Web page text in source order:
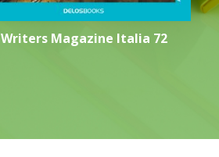
Writers Magazine Italia 72